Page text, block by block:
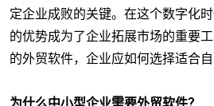
定企业成败的关键。在这个数字化
的优势成为了企业拓展市场的重要
的外贸软件，企业应如何选择适合自
为什么中小型企业需要外贸软件？